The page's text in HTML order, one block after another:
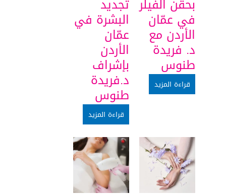
بحقن الفيلر
في عمّان
الأردن مع
د. فريدة
طنوس
قراءة المزيد
تجديد
البشرة في
عمّان
الأردن
بإشراف
د.فريدة
طنوس
قراءة المزيد